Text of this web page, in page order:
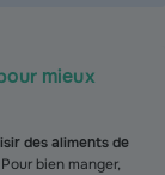
mieux
des aliments de
bien manger,